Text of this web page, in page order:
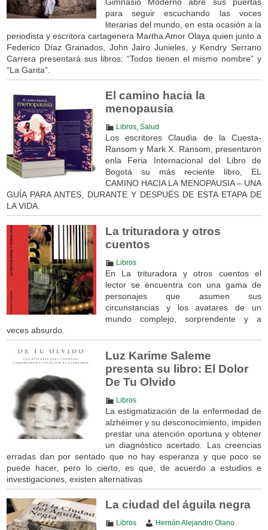
para seguir escuchando las voces
literarias del mundo, en esta ocasión a la
periodista y escritora cartagenera Martha Amor Olaya quien junto a
Federico Díaz Granados, John Jairo Junieles, y Kendry Serrano
Carrera presentará sus libros: “Todos tienen el mismo nombre” y
“La Garita”.
El camino hacia la
menopausia
Libros, Salud
Los escritores Claudia de la Cuesta-
Ransom y Mark X. Ransom, presentaron
enla Feria Internacional del Libro de
Bogotá su más reciente libro, EL
CAMINO HACIA LA MENOPAUSIA – UNA
GUÍA PARA ANTES, DURANTE Y DESPUÉS DE ESTA ETAPA DE
LA VIDA.
La trituradora y otros
cuentos
Libros
En La trituradora y otros cuentos el
lector se encuentra con una gama de
personajes que asumen sus
circunstancias y los avatares de un
mundo complejo, sorprendente y a
veces absurdo.
Luz Karime Saleme
presenta su libro: El Dolor
De Tu Olvido
Libros
La estigmatización de la enfermedad de
alzhéimer y su desconocimiento, impiden
prestar una atención oportuna y obtener
un diagnóstico acertado. Las creencias
erradas dan por sentado que no hay esperanza y que poco se
puede hacer, pero lo cierto, es que, de acuerdo a estudios e
investigaciones, existen alternativas
La ciudad del águila negra
Libros
Hernán Alejandro Olano